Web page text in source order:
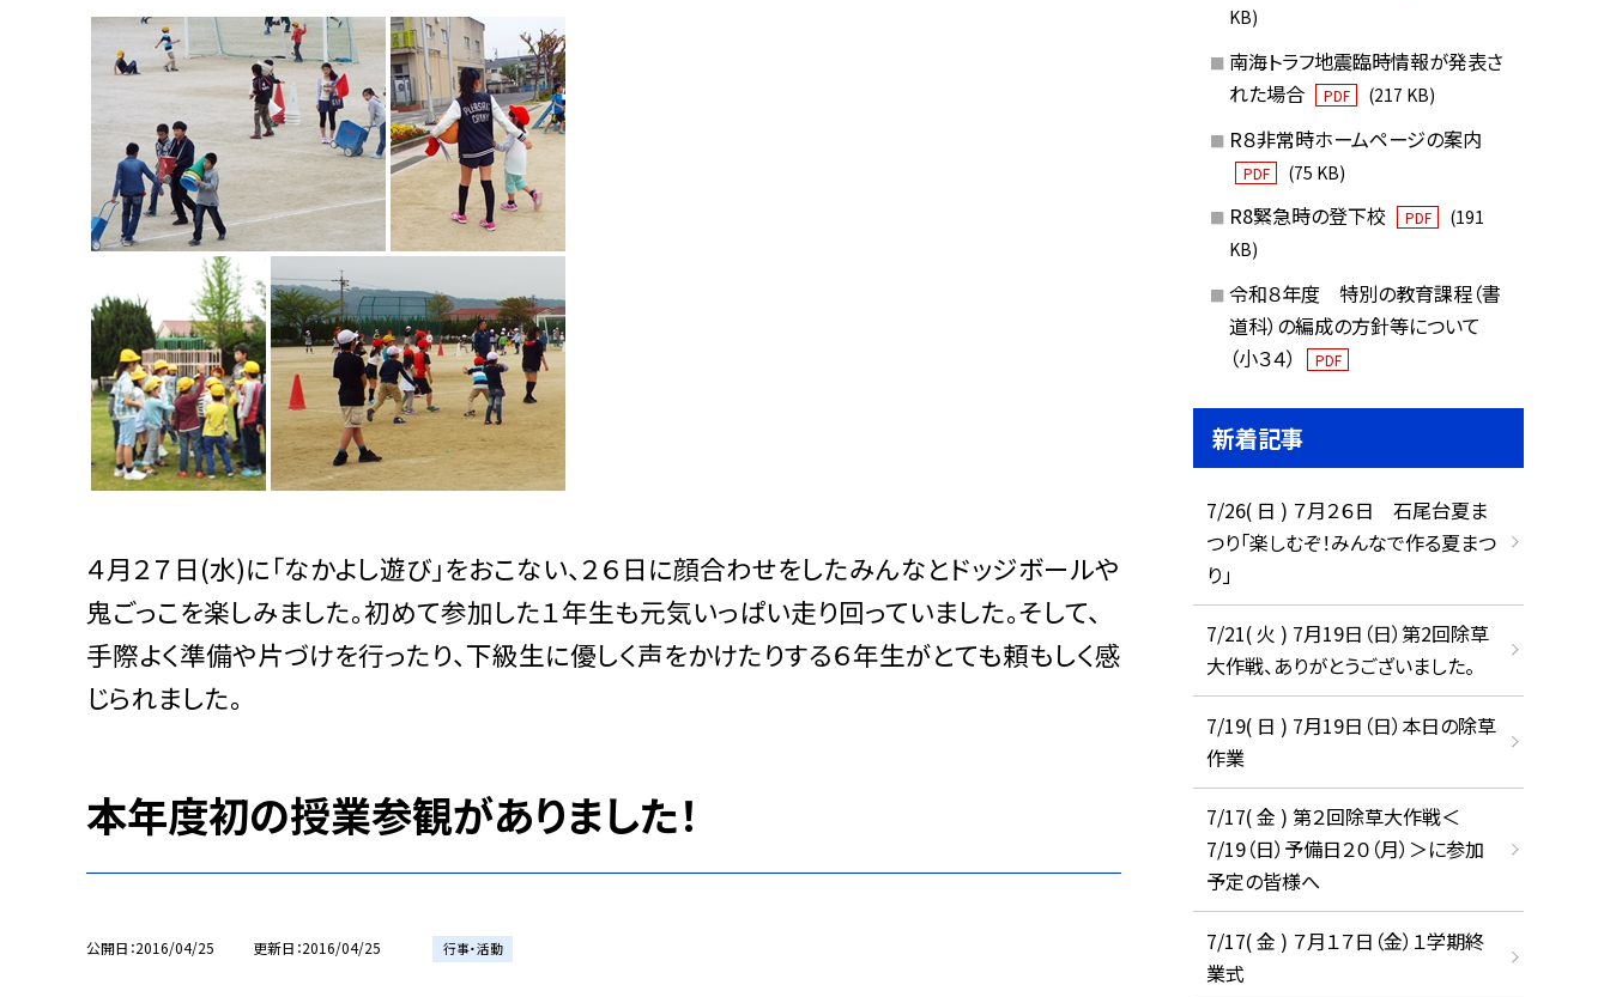
４月２７日(水)に「なかよし遊び」をおこない、２６日に顔合わせをしたみんなとドッジボールや
鬼ごっこを楽しみました。初めて参加した１年生も元気いっぱい走り回っていました。そして、
手際よく準備や片づけを行ったり、下級生に優しく声をかけたりする６年生がとても頼もしく感
じられました。
本年度初の授業参観がありました！
公開日 2016/04/25 更新日 2016/04/25 行事・活動
KB)
南海トラフ地震臨時情報が発表さ
れた場合
PDF (217 KB)
R８非常時ホームページの案内
PDF (75 KB)
R8緊急時の登下校 PDF
(191
KB)
令和８年度 特別の教育課程（書
道科）の編成の方針等について
（小３４）
PDF
新着記事
7/26( 日 ) ７月２６日 石尾台夏ま
つり「楽しむぞ！みんなで作る夏まつ
り」
7/21( 火 ) 7月19日（日）第2回除草
大作戦、ありがとうございました。
7/19( 日 ) 7月19日（日）本日の除草
作業
7/17( 金 ) 第２回除草大作戦＜
7/19（日）予備日２０（月）＞に参加
予定の皆様へ
7/17( 金 ) ７月１７日（金）１学期終
業式